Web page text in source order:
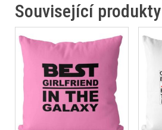
Související produkty